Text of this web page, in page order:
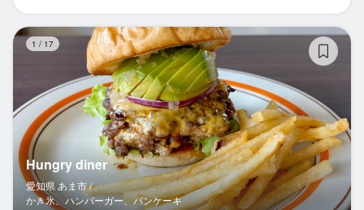
1 / 17
Hungry diner
愛知県 あま市 /
かき氷、ハンバーガー、パンケーキ